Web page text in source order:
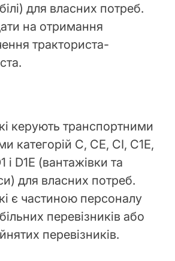
для власних потреб.
на отримання
тракториста-
керують транспортними
категорій С, СЕ, СІ, С1Е,
і D1Е (вантажівки та
для власних потреб.
є частиною персоналу
перевізників або
перевізників.